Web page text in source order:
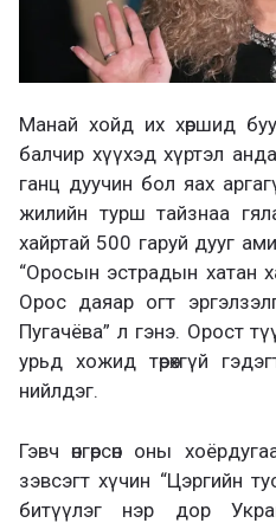
Манай хойд их хөршид
балчир хүүхэд хүртэл
ганц дуучин бол яах
жилийн турш тайзнаа
хайртай 500 гаруй дууг
“Оросын эстрадын хатан
Орос даяар огт
Пугачёва” л гэнэ. Орост
урьд хожид төрөхгүй
нийлдэг.
Гэвч өнгөрсөн оны
зэвсэгт хүчин “Цэргийн
битүүлэг нэр дор